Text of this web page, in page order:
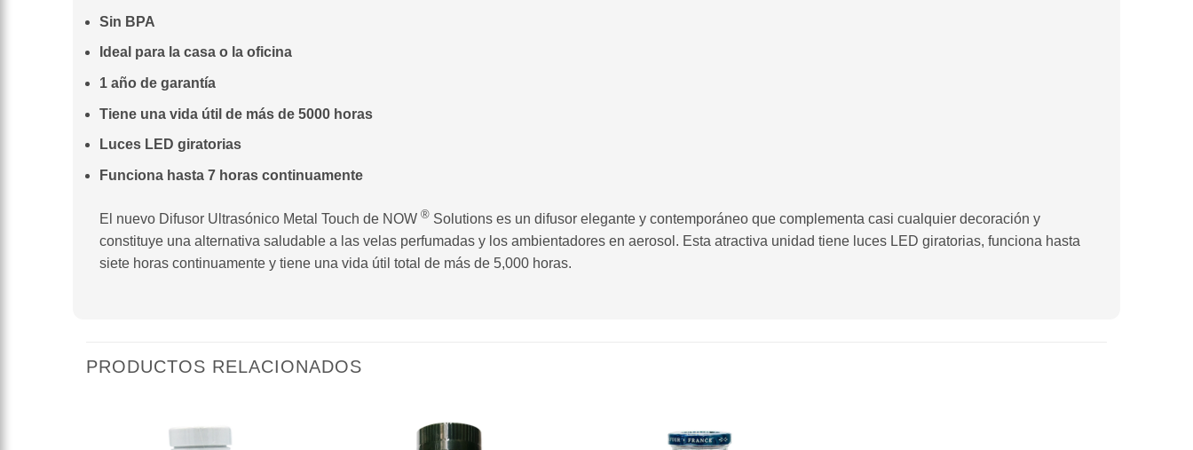
Sin BPA
Ideal para la casa o la oficina
1 año de garantía
Tiene una vida útil de más de 5000 horas
Luces LED giratorias
Funciona hasta 7 horas continuamente
El nuevo Difusor Ultrasónico Metal Touch de NOW® Solutions es un difusor elegante y contemporáneo que complementa casi cualquier decoración y
constituye una alternativa saludable a las velas perfumadas y los ambientadores en aerosol. Esta atractiva unidad tiene luces LED giratorias, funciona hasta
siete horas continuamente y tiene una vida útil total de más de 5,000 horas.
PRODUCTOS RELACIONADOS